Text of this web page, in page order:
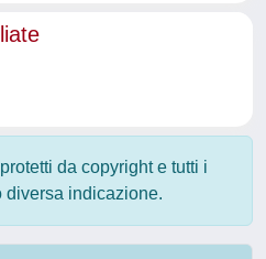
da copyright e tutti i
diversa indicazione.